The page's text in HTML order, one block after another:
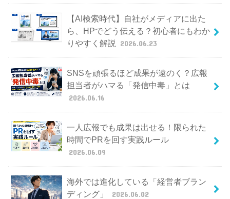
【AI検索時代】自社がメディアに出た
ら、HPでどう伝える？初心者にもわか
りやすく解説
2026.06.23
SNSを頑張るほど成果が遠のく？広報
担当者がハマる「発信中毒」とは
2026.06.16
一人広報でも成果は出せる！限られた
時間でPRを回す実践ルール
2026.06.09
海外では進化している「経営者ブラン
ディング」
2026.06.02